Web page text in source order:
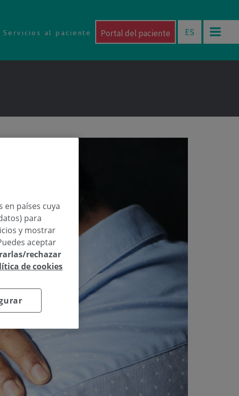
Servicios al paciente Portal del paciente ES
en países cuya
para
y mostrar
aceptar
rechazar
de cookies